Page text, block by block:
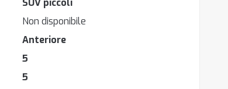
SUV piccoli
Non disponibile
Anteriore
5
5